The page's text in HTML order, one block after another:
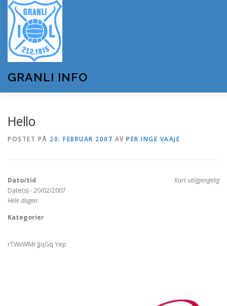
innhold
GRANLI INFO
OM GRANLI INFO
Hello
POSTET PÅ 20. FEBRUAR 2007 AV PER INGE VAAJE
Kart utilgjengelig
Dato/tid
Date(s) - 20/02/2007
Hele dagen
Kategorier
rTWiiWMr JJqGq Yep